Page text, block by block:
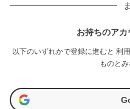
お持ちのア
以下のいずれかで登録に進むと 利
ものとみ